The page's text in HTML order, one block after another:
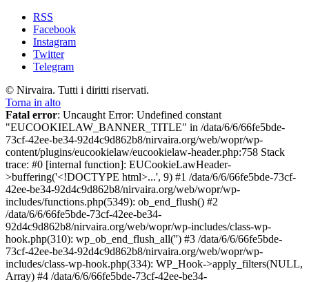
RSS
Facebook
Instagram
Twitter
Telegram
© Nirvaira. Tutti i diritti riservati.
Torna in alto
Fatal error: Uncaught Error: Undefined constant
"EUCOOKIELAW_BANNER_TITLE" in /data/6/6/66fe5bde-
73cf-42ee-be34-92d4c9d862b8/nirvaira.org/web/wopr/wp-
content/plugins/eucookielaw/eucookielaw-header.php:758 Stack
trace: #0 [internal function]: EUCookieLawHeader-
>buffering('<!DOCTYPE html>...', 9) #1 /data/6/6/66fe5bde-73cf-
42ee-be34-92d4c9d862b8/nirvaira.org/web/wopr/wp-
includes/functions.php(5349): ob_end_flush() #2
/data/6/6/66fe5bde-73cf-42ee-be34-
92d4c9d862b8/nirvaira.org/web/wopr/wp-includes/class-wp-
hook.php(310): wp_ob_end_flush_all('') #3 /data/6/6/66fe5bde-
73cf-42ee-be34-92d4c9d862b8/nirvaira.org/web/wopr/wp-
includes/class-wp-hook.php(334): WP_Hook->apply_filters(NULL,
Array) #4 /data/6/6/66fe5bde-73cf-42ee-be34-